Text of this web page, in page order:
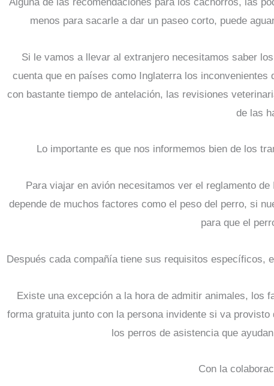
menos para sacarle a dar un paseo corto, puede
Si le vamos a llevar al extranjero necesitamos saber
cuenta que en países como Inglaterra los
con bastante tiempo de antelación, las revisiones
de las
Lo importante es que nos informemos bien de los
Para viajar en avión necesitamos ver el reglamento
depende de muchos factores como el peso del perro, si
para que el
Después cada compañía tiene sus requisitos específicos,
Existe una excepción a la hora de admitir animales, los
forma gratuita junto con la persona invidente si va
los perros de asistencia que
Con la